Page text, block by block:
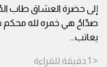
إلى حضرة العشاق طاب
صدّاحُ هي خمره لله محكم
يعاتب...
< 1 دقيقة للقراءة